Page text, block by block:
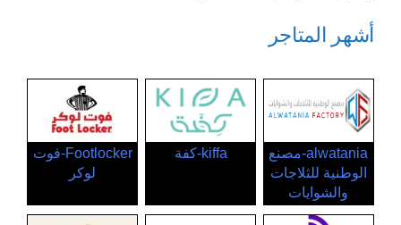
أشهر المتاجر
alwatania-مصنع
الوطنية للثلاجات
والشوايات
kiffa-كفة
Footlocker-فوت
لوكر